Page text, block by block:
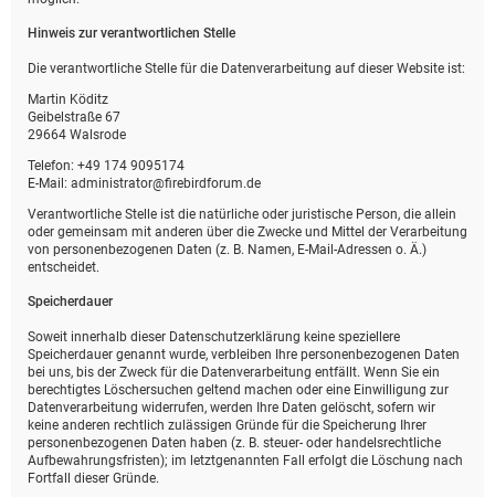
Hinweis zur verantwortlichen Stelle
Die verantwortliche Stelle für die Datenverarbeitung auf dieser Website ist:
Martin Köditz
Geibelstraße 67
29664 Walsrode
Telefon: +49 174 9095174
E-Mail: administrator@firebirdforum.de
Verantwortliche Stelle ist die natürliche oder juristische Person, die allein
oder gemeinsam mit anderen über die Zwecke und Mittel der Verarbeitung
von personenbezogenen Daten (z. B. Namen, E-Mail-Adressen o. Ä.)
entscheidet.
Speicherdauer
Soweit innerhalb dieser Datenschutzerklärung keine speziellere
Speicherdauer genannt wurde, verbleiben Ihre personenbezogenen Daten
bei uns, bis der Zweck für die Datenverarbeitung entfällt. Wenn Sie ein
berechtigtes Löschersuchen geltend machen oder eine Einwilligung zur
Datenverarbeitung widerrufen, werden Ihre Daten gelöscht, sofern wir
keine anderen rechtlich zulässigen Gründe für die Speicherung Ihrer
personenbezogenen Daten haben (z. B. steuer- oder handelsrechtliche
Aufbewahrungsfristen); im letztgenannten Fall erfolgt die Löschung nach
Fortfall dieser Gründe.